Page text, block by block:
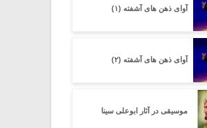
آوای ذهن های آشفته (۱)
آوای ذهن های آشفته (۲)
موسیقی در آثار ابوعلی سینا